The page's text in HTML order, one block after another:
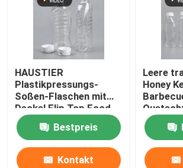
Kontakt
Nachrichten
Plastiktablettenfläschchen
Plastikpressungs-Soßen-Flasche
Waschmittel-Flasche
HAUSTIER
Plastikpressungs-
Soßen-Flaschen mit
Deckel Flip Top Food
Grade
Bestpreis
Kontakt
Leere
Honey
freundlich